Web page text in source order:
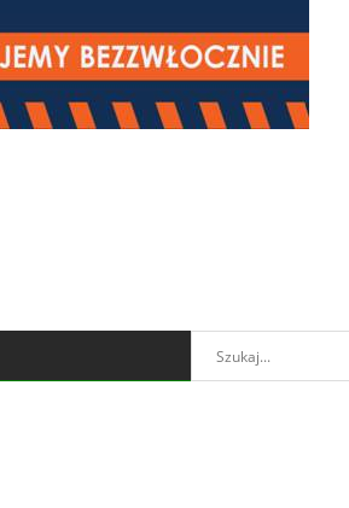
Search